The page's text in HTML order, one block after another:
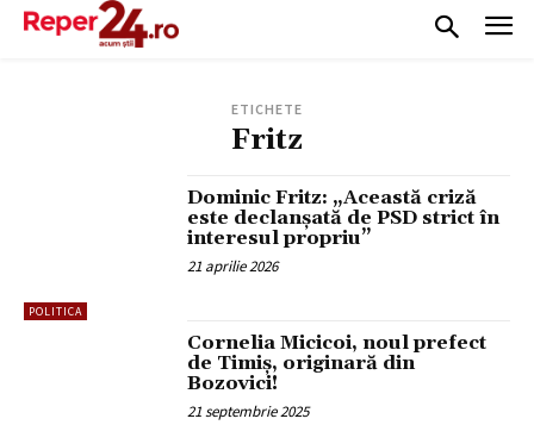
ETICHETE
Fritz
POLITICA
Dominic Fritz: „Această criză
este declanșată de PSD strict în
interesul propriu”
21 aprilie 2026
Cornelia Micicoi, noul prefect
de Timiș, originară din
Bozovici!
21 septembrie 2025